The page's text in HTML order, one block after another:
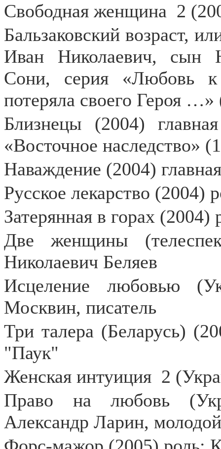
Свободная женщина 2
Бальзаковский возраст,
Иван Николаевич, сын
Сони, серия «Любовь
потеряла своего Героя …»
Близнецы (2004)
«Восточное наследство»
Наваждение (2004)
Русское лекарство (2004)
Затерянная в горах (2004)
Две женщины
Николаевич Беляев
Исцеление любовью
Москвин, писатель
Три талера (Беларусь)
"Паук"
Женская интуиция 2
Право на любовь
Александр Ларин,